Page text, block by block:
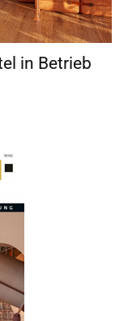
in Betrieb